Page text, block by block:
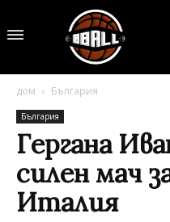
дом България
България
Гергана
силен мач
Италия